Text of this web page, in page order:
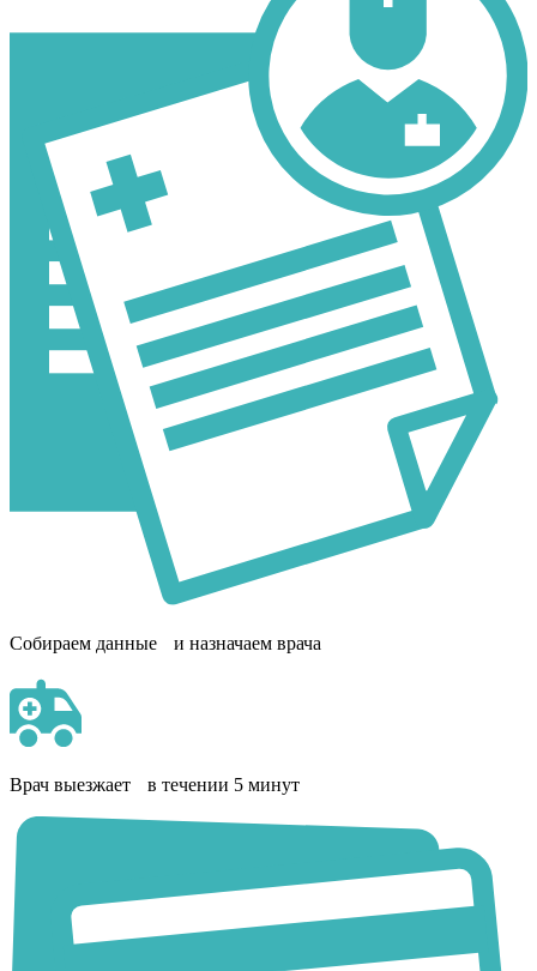
Собираем данные и назначаем врача
Врач выезжает в течении 5 минут